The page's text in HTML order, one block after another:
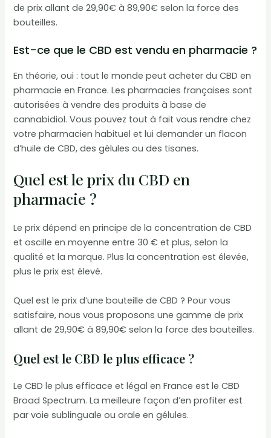
de prix allant de 29,90€ à 89,90€ selon la force des
bouteilles.
Est-ce que le CBD est vendu en pharmacie ?
En théorie, oui : tout le monde peut acheter du CBD en
pharmacie en France. Les pharmacies françaises sont
autorisées à vendre des produits à base de
cannabidiol. Vous pouvez tout à fait vous rendre chez
votre pharmacien habituel et lui demander un flacon
d’huile de CBD, des gélules ou des tisanes.
Quel est le prix du CBD en
pharmacie ?
Le prix dépend en principe de la concentration de CBD
et oscille en moyenne entre 30 € et plus, selon la
qualité et la marque. Plus la concentration est élevée,
plus le prix est élevé.
Quel est le prix d’une bouteille de CBD ? Pour vous
satisfaire, nous vous proposons une gamme de prix
allant de 29,90€ à 89,90€ selon la force des bouteilles.
Quel est le CBD le plus efficace ?
Le CBD le plus efficace et légal en France est le CBD
Broad Spectrum. La meilleure façon d’en profiter est
par voie sublinguale ou orale en gélules.